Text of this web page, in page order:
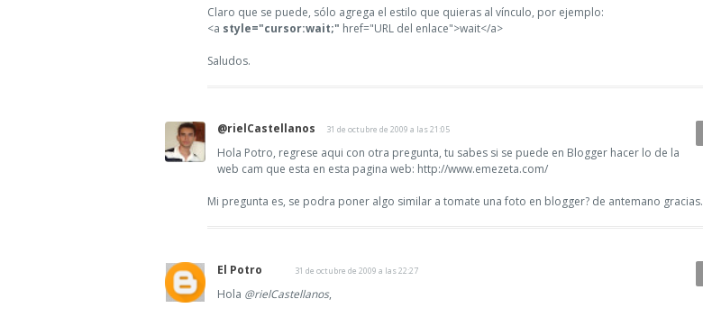
Claro que se puede, sólo agrega el estilo que quieras al vínculo, por ejemplo:
<a style="cursor:wait;" href="URL del enlace">wait</a>
Saludos.
@rielCastellanos 31 de octubre de 2009 a las 21:05
Hola Potro, regrese aqui con otra pregunta, tu sabes si se puede en Blogger hacer lo de la
web cam que esta en esta pagina web: http://www.emezeta.com/
Mi pregunta es, se podra poner algo similar a tomate una foto en blogger? de antemano gracias.
El Potro 31 de octubre de 2009 a las 22:27
Hola @rielCastellanos,